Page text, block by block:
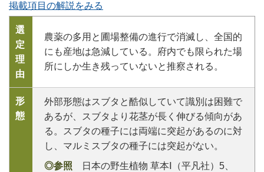
掲載項目の解説をみる
選
定
理
由
農薬の多用と圃場整備の進行で消滅し、全国的
にも産地は急減している。府内でも限られた場
所にしか生き残っていないと推察される。
形
態
外部形態はスブタと酷似していて識別は困難で
あるが、スブタより花茎が長く伸びる傾向があ
る。スブタの種子には両端に突起があるのに対
し、マルミスブタの種子には突起がない。
◎参照 日本の野生植物 草本Ⅰ（平凡社）5、